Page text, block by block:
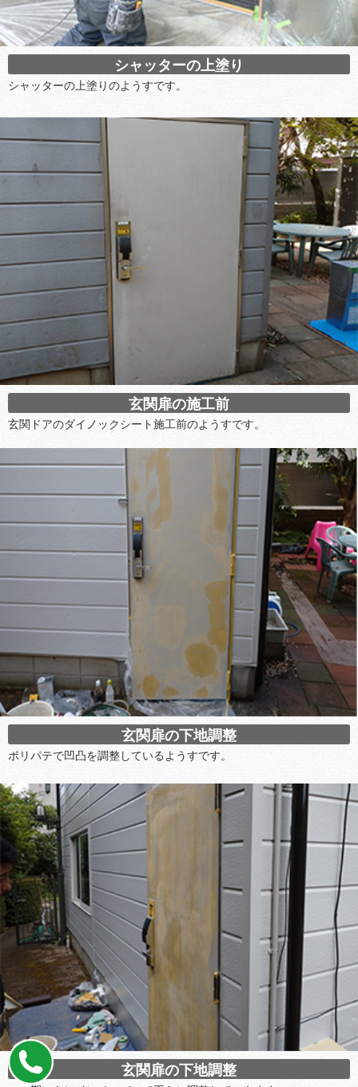
シャッターの上塗り
シャッターの上塗りのようすです。
玄関扉の施工前
玄関ドアのダイノックシート施工前のようすです。
玄関扉の下地調整
ポリパテで凹凸を調整しているようすです。
玄関扉の下地調整